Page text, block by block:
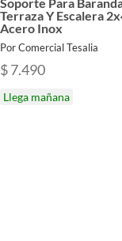
Terraza Y Escalera
Acero Inox
Por Comercial Tesalia
$ 7.490
Llega mañana